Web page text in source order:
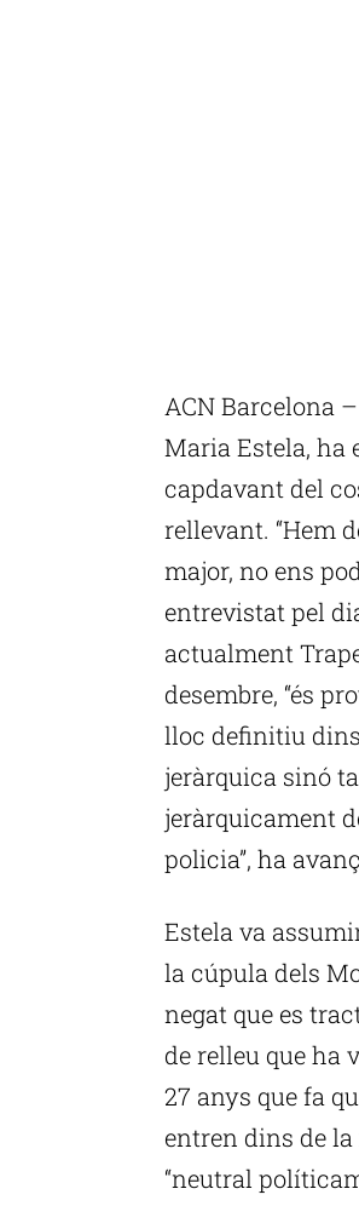
ACN Barcelona
Maria Estela, ha
capdavant del
rellevant. “Hem
major, no ens
entrevistat pel
actualment
desembre, “és
lloc definitiu dins
jeràrquica sinó
jeràrquicament
policia”, ha
Estela va
la cúpula dels
negat que es
de relleu que ha
27 anys que fa
entren dins de
“neutral